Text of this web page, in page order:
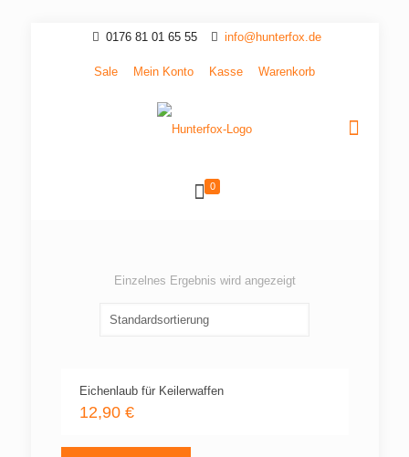
0176 81 01 65 55 info@hunterfox.de
Sale Mein Konto Kasse Warenkorb
0
Einzelnes Ergebnis wird angezeigt
Eichenlaub für Keilerwaffen
12,90 €